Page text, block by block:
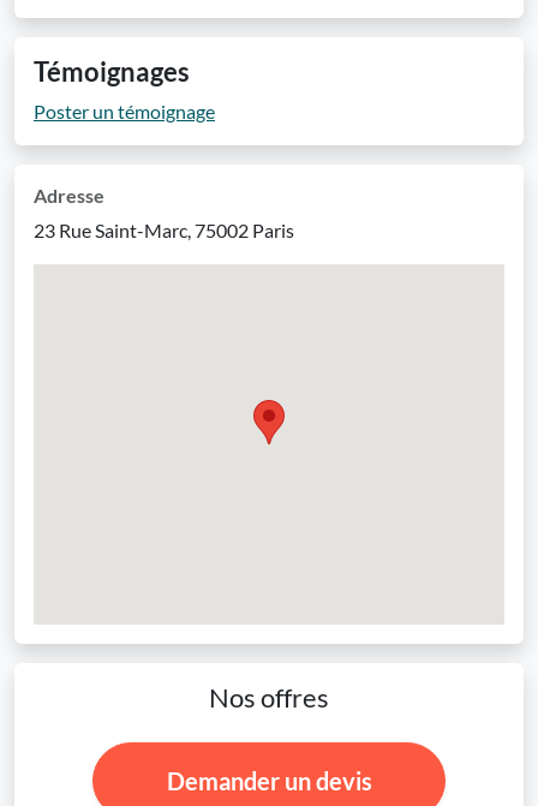
Témoignages
Poster un témoignage
Adresse
23 Rue Saint-Marc, 75002 Paris
Nos offres
Demander un devis